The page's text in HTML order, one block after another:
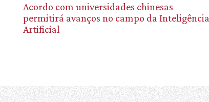
Acordo com universidades chinesas
permitirá avanços no campo da Inteligência
Artificial